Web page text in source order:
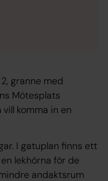
granne med
Mötesplats
komma in en
I gatuplan finns ett
lekhörna för de
andaktsrum